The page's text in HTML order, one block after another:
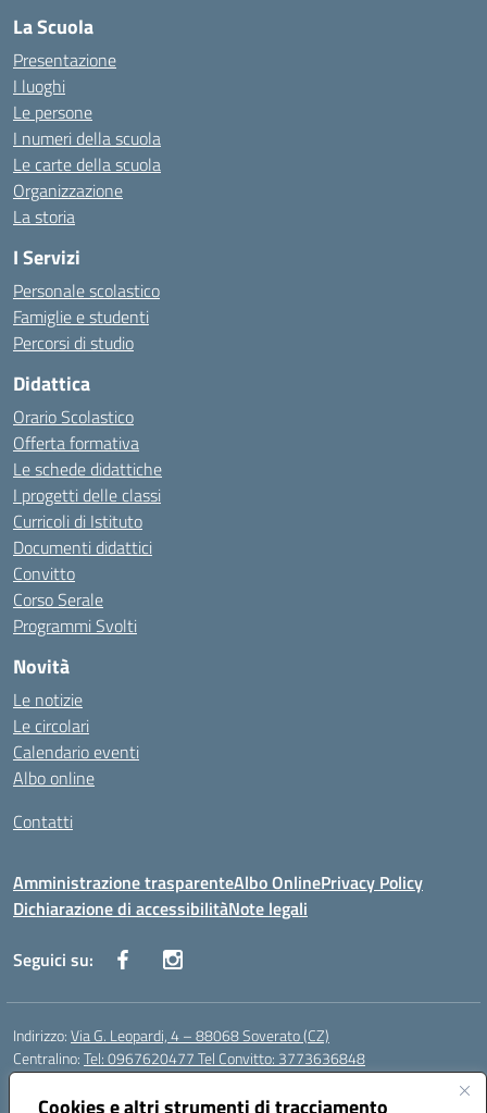
Cookies e altri strumenti di tracciamento
La Scuola
Presentazione
I luoghi
Le persone
I numeri della scuola
Le carte della scuola
Organizzazione
La storia
I Servizi
Personale scolastico
Famiglie e studenti
Percorsi di studio
Didattica
Orario Scolastico
Offerta formativa
Le schede didattiche
I progetti delle classi
Curricoli di Istituto
Documenti didattici
Convitto
Corso Serale
Programmi Svolti
Novità
Le notizie
Le circolari
Calendario eventi
Albo online
Contatti
Amministrazione trasparenteAlbo OnlinePrivacy Policy
Dichiarazione di accessibilitàNote legali
Seguici su:
Indirizzo:Via G. Leopardi, 4 – 88068 Soverato (CZ)
Centralino:Tel: 0967620477 Tel Convitto: 3773636848
Email:
Posta elettronica certificata (PEC):czrh04000q@pec.istruzione.it